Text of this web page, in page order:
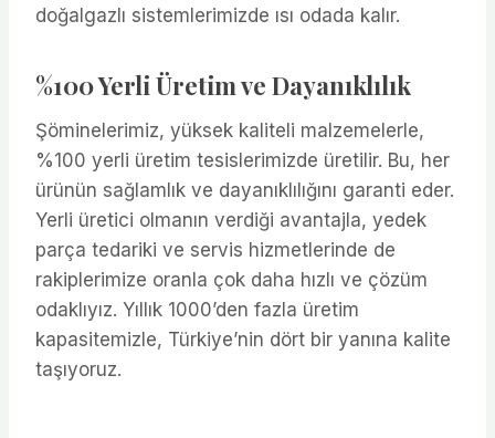
doğalgazlı sistemlerimizde ısı odada kalır.
%100 Yerli Üretim ve Dayanıklılık
Şöminelerimiz, yüksek kaliteli malzemelerle,
%100 yerli üretim tesislerimizde üretilir. Bu, her
ürünün sağlamlık ve dayanıklılığını garanti eder.
Yerli üretici olmanın verdiği avantajla, yedek
parça tedariki ve servis hizmetlerinde de
rakiplerimize oranla çok daha hızlı ve çözüm
odaklıyız. Yıllık 1000’den fazla üretim
kapasitemizle, Türkiye’nin dört bir yanına kalite
taşıyoruz.